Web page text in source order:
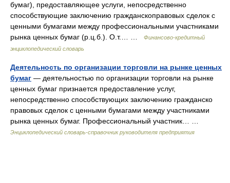
бумаг), предоставляющее услуги, непосредственно
способствующие заключению гражданскоправовых сделок с
ценными бумагами между профессиональными участниками
рынка ценных бумаг (р.ц.б.). О.т.… …
Финансово-кредитный
энциклопедический словарь
Деятельность по организации торговли на рынке ценных
бумаг — деятельностью по организации торговли на рынке
ценных бумаг признается предоставление услуг,
непосредственно способствующих заключению гражданско
правовых сделок с ценными бумагами между участниками
рынка ценных бумаг. Профессиональный участник… …
Энциклопедический словарь-справочник руководителя предприятия